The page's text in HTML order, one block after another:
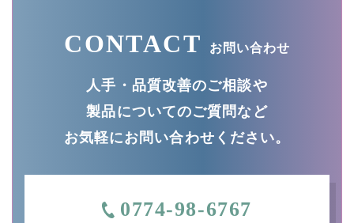
CONTACT お問い合わせ
人手・品質改善のご相談や
製品についてのご質問など
お気軽にお問い合わせください。
0774-98-6767